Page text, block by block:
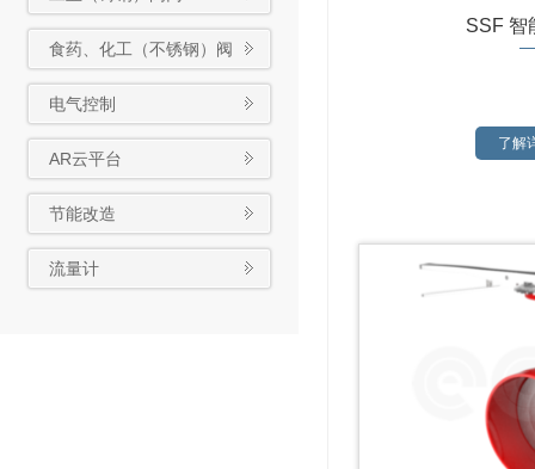
食药、化工（不锈钢）阀
门
电气控制
AR云平台
节能改造
流量计
SSF 智
了解